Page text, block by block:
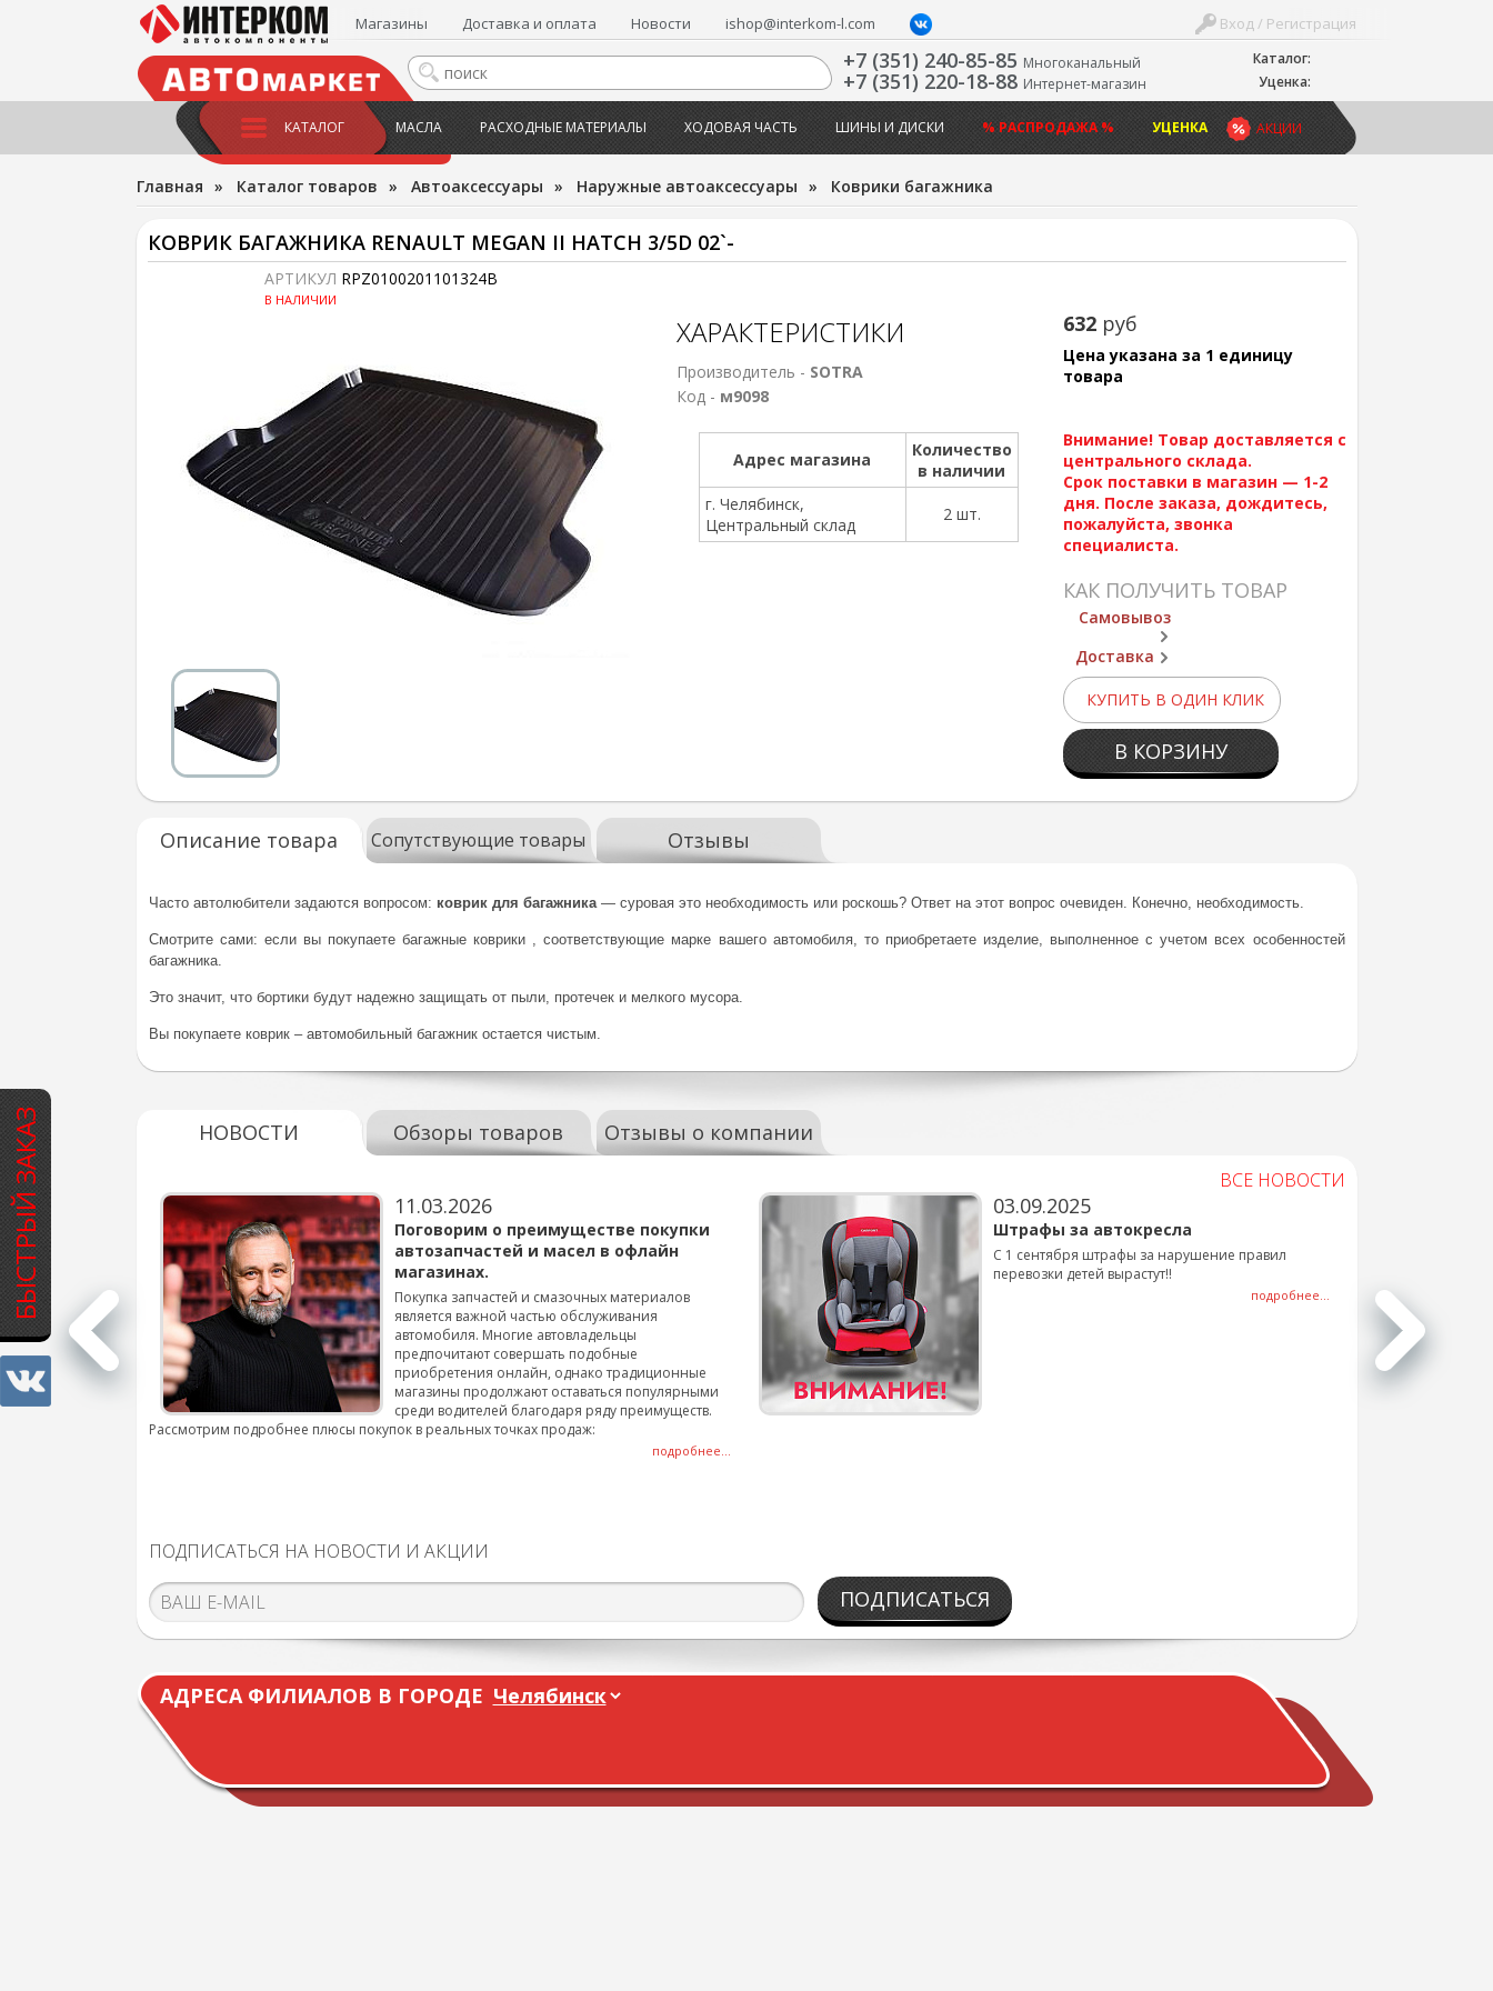
БЫСТРЫЙ ЗАКАЗ
Каталог:
Уценка:
Вход / Регистрация
Магазины Доставка и оплата Новости ishop@interkom-l.com
+7 (351) 240-85-85 Многоканальный
+7 (351) 220-18-88 Интернет-магазин
АКЦИИ
КАТАЛОГ МАСЛА РАСХОДНЫЕ МАТЕРИАЛЫ ХОДОВАЯ ЧАСТЬ ШИНЫ И ДИСКИ % РАСПРОДАЖА % УЦЕНКА
Главная » Каталог товаров » Автоаксессуары » Наружные автоаксессуары » Коврики багажника
КОВРИК БАГАЖНИКА RENAULT MEGAN II HATCH 3/5D 02`-
АРТИКУЛ RPZ0100201101324B
В НАЛИЧИИ
632 руб
Цена указана за 1 единицу
товара
Внимание! Товар доставляется с
центрального склада.
Срок поставки в магазин — 1-2
дня. После заказа, дождитесь,
пожалуйста, звонка
специалиста.
КАК ПОЛУЧИТЬ ТОВАР
Самовывоз
Доставка
КУПИТЬ В ОДИН КЛИК
В КОРЗИНУ
ХАРАКТЕРИСТИКИ
Производитель - SOTRA
Код - м9098
Адрес магазина
Количество
в наличии
г. Челябинск,
Центральный склад
2 шт.
Описание товара Сопутствующие товары Отзывы
Часто автолюбители задаются вопросом: коврик для багажника— суровая это необходимость или роскошь? Ответ на этот вопрос очевиден. Конечно, необходимость.
Смотрите сами: если вы покупаете багажные коврики , соответствующие марке вашего автомобиля, то приобретаете изделие, выполненное с учетом всех особенностей
багажника.
Это значит, что бортики будут надежно защищать от пыли, протечек и мелкого мусора.
Вы покупаете коврик – автомобильный багажник остается чистым.
НОВОСТИ Обзоры товаров Отзывы о компании
ВСЕ НОВОСТИ
для
смены шин на
подробнее...
11.03.2026
Поговорим о преимуществе покупки
автозапчастей и масел в офлайн
магазинах.
Покупка запчастей и смазочных материалов
является важной частью обслуживания
автомобиля. Многие автовладельцы
предпочитают совершать подобные
приобретения онлайн, однако традиционные
магазины продолжают оставаться популярными
среди водителей благодаря ряду преимуществ.
Рассмотрим подробнее плюсы покупок в реальных точках продаж:
подробнее...
03.09.2025
Штрафы за автокресла
С 1 сентября штрафы за нарушение правил
перевозки детей вырастут!!
подробнее...
ПОДПИСАТЬСЯ НА НОВОСТИ И АКЦИИ
ПОДПИСАТЬСЯ
АДРЕСА ФИЛИАЛОВ В ГОРОДЕ